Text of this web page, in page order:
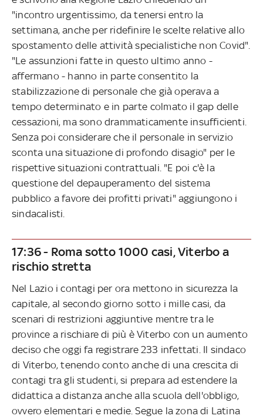
"incontro urgentissimo, da tenersi entro la
settimana, anche per ridefinire le scelte relative allo
spostamento delle attività specialistiche non Covid".
"Le assunzioni fatte in questo ultimo anno -
affermano - hanno in parte consentito la
stabilizzazione di personale che già operava a
tempo determinato e in parte colmato il gap delle
cessazioni, ma sono drammaticamente insufficienti.
Senza poi considerare che il personale in servizio
sconta una situazione di profondo disagio" per le
rispettive situazioni contrattuali. "E poi c'è la
questione del depauperamento del sistema
pubblico a favore dei profitti privati" aggiungono i
sindacalisti.
17:36 - Roma sotto 1000 casi, Viterbo a
rischio stretta
Nel Lazio i contagi per ora mettono in sicurezza la
capitale, al secondo giorno sotto i mille casi, da
scenari di restrizioni aggiuntive mentre tra le
province a rischiare di più è Viterbo con un aumento
deciso che oggi fa registrare 233 infettati. Il sindaco
di Viterbo, tenendo conto anche di una crescita di
contagi tra gli studenti, si prepara ad estendere la
didattica a distanza anche alla scuola dell'obbligo,
ovvero elementari e medie. Segue la zona di Latina